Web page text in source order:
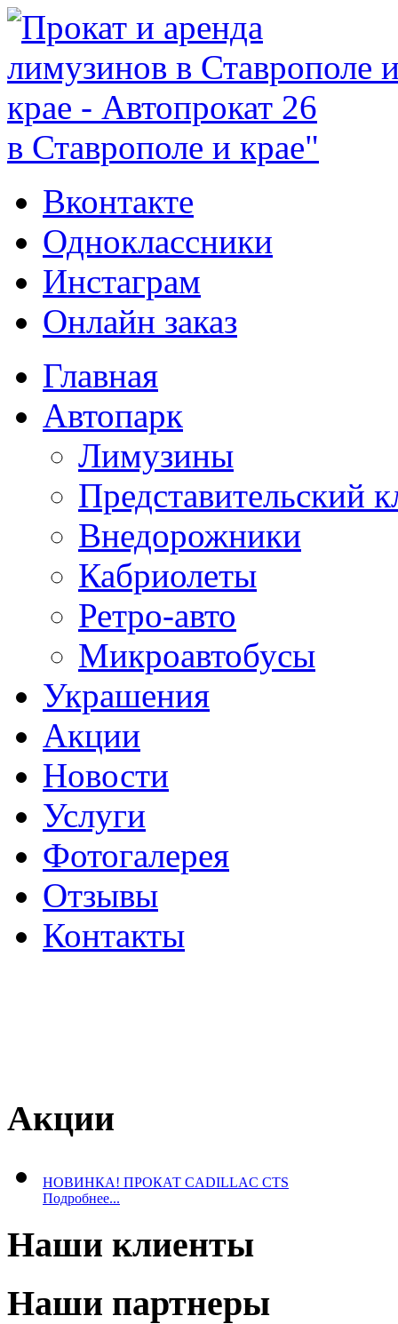
в Ставрополе и крае"
Вконтакте
Одноклассники
Инстаграм
Онлайн заказ
Главная
Автопарк
Лимузины
Представительский
Внедорожники
Кабриолеты
Ретро-авто
Микроавтобусы
Украшения
Акции
Новости
Услуги
Фотогалерея
Отзывы
­Контакты
Акции
НОВИНКА! ПРОКАТ CADILLAC CTS
Подробнее...
Наши клиенты
Наши партнеры